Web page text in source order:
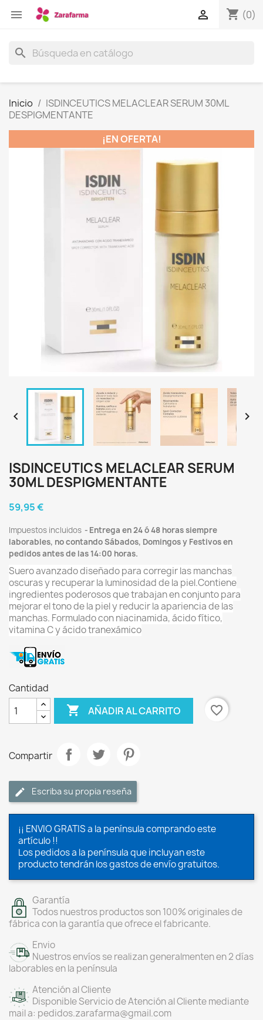
 shopping_cart (0)

search
Inicio
ISDINCEUTICS MELACLEAR SERUM 30ML
DESPIGMENTANTE
¡EN OFERTA!
 
ISDINCEUTICS MELACLEAR SERUM
30ML DESPIGMENTANTE
59,95 €
Impuestos incluidos
Entrega en 24 ó 48 horas siempre
laborables, no contando Sábados, Domingos y Festivos en
pedidos antes de las 14:00 horas.
Suero avanzado diseñado para corregir las manchas
oscuras y recuperar la luminosidad de la piel.Contiene
ingredientes poderosos que trabajan en conjunto para
mejorar el tono de la piel y reducir la apariencia de las
manchas. Formulado con niacinamida, ácido fítico,
vitamina C y ácido tranexámico
Cantidad
 AÑADIR AL CARRITO favorite_border
Compartir
Escriba su propia reseña
¡¡ ENVIO GRATIS a la península comprando este
artículo !!
Los pedidos a la península que incluyan este
producto tendrán los gastos de envío gratuitos.
Garantía
Todos nuestros productos son 100% originales de
fábrica con la garantía que ofrece el fabricante.
Envio
Nuestros envíos se realizan generalmenten en 2 días
laborables en la península
Atención al Cliente
Disponible Servicio de Atención al Cliente mediante
mail a: pedidos.zarafarma@gmail.com